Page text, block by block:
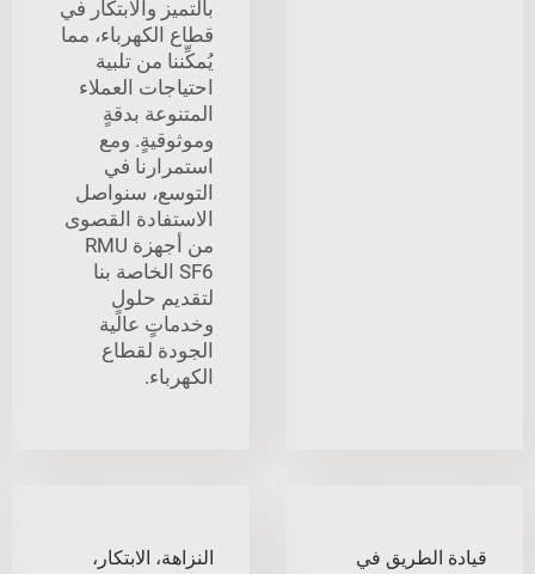
بالتميز والابتكار في
قطاع الكهرباء، مما
يُمكِّننا من تلبية
احتياجات العملاء
المتنوعة بدقةٍ
وموثوقيةٍ. ومع
استمرارنا في
التوسع، سنواصل
الاستفادة القصوى
من أجهزة RMU
SF6 الخاصة بنا
لتقديم حلولٍ
وخدماتٍ عالية
الجودة لقطاع
الكهرباء.
قيادة الطريق في
النزاهة، الابتكار،